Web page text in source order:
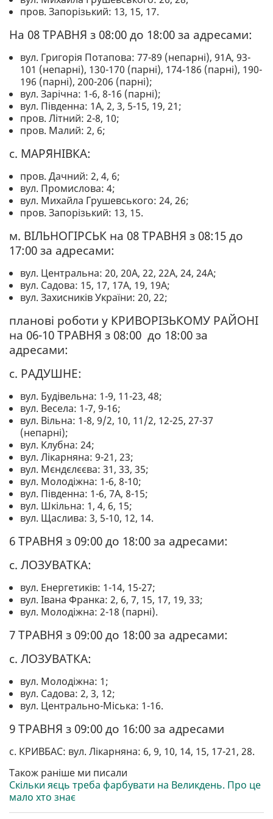
пров. Запорізький: 13, 15, 17.
На 08 ТРАВНЯ з 08:00 до 18:00 за адресами:
вул. Григорія Потапова: 77-89 (непарні), 91А, 93-
101 (непарні), 130-170 (парні), 174-186 (парні), 190-
196 (парні), 200-206 (парні);
вул. Зарічна: 1-6, 8-16 (парні);
вул. Південна: 1А, 2, 3, 5-15, 19, 21;
пров. Літний: 2-8, 10;
пров. Малий: 2, 6;
с. МАР`ЯНІВКА:
пров. Дачний: 2, 4, 6;
вул. Промислова: 4;
вул. Михайла Грушевського: 24, 26;
пров. Запорізький: 13, 15.
м. ВІЛЬНОГІРСЬК на 08 ТРАВНЯ з 08:15 до
17:00 за адресами:
вул. Центральна: 20, 20А, 22, 22А, 24, 24А;
вул. Садова: 15, 17, 17А, 19, 19А;
вул. Захисників України: 20, 22;
планові роботи у КРИВОРІЗЬКОМУ РАЙОНІ
на 06-10 ТРАВНЯ з 08:00 до 18:00 за
адресами:
с. РАДУШНЕ:
вул. Будівельна: 1-9, 11-23, 48;
вул. Весела: 1-7, 9-16;
вул. Вільна: 1-8, 9/2, 10, 11/2, 12-25, 27-37
(непарні);
вул. Клубна: 24;
вул. Лікарняна: 9-21, 23;
вул. Мєндєлєєва: 31, 33, 35;
вул. Молодіжна: 1-6, 8-10;
вул. Південна: 1-6, 7А, 8-15;
вул. Шкільна: 1, 4, 6, 15;
вул. Щаслива: 3, 5-10, 12, 14.
6 ТРАВНЯ з 09:00 до 18:00 за адресами:
с. ЛОЗУВАТКА:
вул. Енергетиків: 1-14, 15-27;
вул. Івана Франка: 2, 6, 7, 15, 17, 19, 33;
вул. Молодіжна: 2-18 (парні).
7 ТРАВНЯ з 09:00 до 18:00 за адресами:
с. ЛОЗУВАТКА:
вул. Молодіжна: 1;
вул. Садова: 2, 3, 12;
вул. Центрально-Міська: 1-16.
9 ТРАВНЯ з 09:00 до 16:00 за адресами
с. КРИВБАС: вул. Лікарняна: 6, 9, 10, 14, 15, 17-21, 28.
Також раніше ми писали
Скільки яєць треба фарбувати на Великдень. Про це
мало хто знає